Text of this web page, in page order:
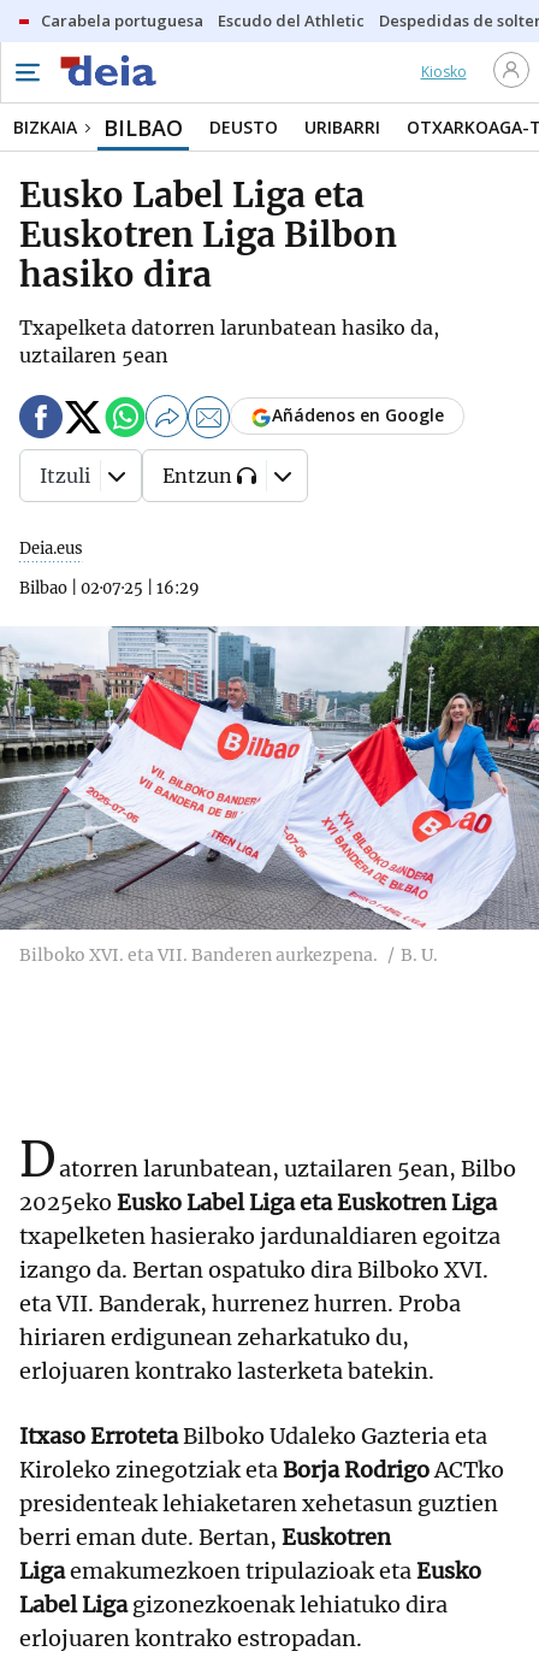
Carabela portuguesa Escudo del Athletic Despedidas de
Kiosko
BIZKAIA BILBAO DEUSTO URIBARRI OTXARKOAGA-
Eusko Label Liga eta
Euskotren Liga Bilbon
hasiko dira
Txapelketa datorren larunbatean hasiko da,
uztailaren 5ean
Deia.eus
Bilbao
02·07·25 16:29
Añádenos en Google
Itzuli Entzun
Bilboko XVI. eta VII. Banderen aurkezpena. B. U.
Datorren larunbatean, uztailaren 5ean, Bilbo
2025eko Eusko Label Liga eta Euskotren Liga
txapelketen hasierako jardunaldiaren egoitza
izango da. Bertan ospatuko dira Bilboko XVI.
eta VII. Banderak, hurrenez hurren. Proba
hiriaren erdigunean zeharkatuko du,
erlojuaren kontrako lasterketa batekin.
Itxaso ErrotetaBilboko Udaleko Gazteria eta
Kiroleko zinegotziak etaBorja RodrigoACTko
presidenteak lehiaketaren xehetasun guztien
berri eman dute. Bertan, Euskotren
Ligaemakumezkoen tripulazioak etaEusko
Label Ligagizonezkoenak lehiatuko dira
erlojuaren kontrako estropadan.